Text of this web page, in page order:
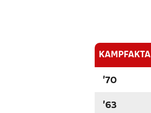
KAMPFAKTA
'70
'63